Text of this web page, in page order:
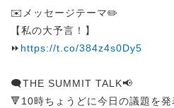
✉️メッセージテーマ✏️
【私の大予言！】
⏩ https://t.co/384z4s0Dy5
🗨️THE SUMMIT TALK📢
🔻10時ちょうどに今日の議題を発